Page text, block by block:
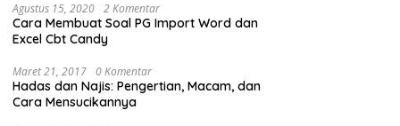
Agustus 15, 2020 2 Komentar
Cara Membuat Soal PG Import Word dan
Excel Cbt Candy
Maret 21, 2017 0 Komentar
Hadas dan Najis: Pengertian, Macam, dan
Cara Mensucikannya